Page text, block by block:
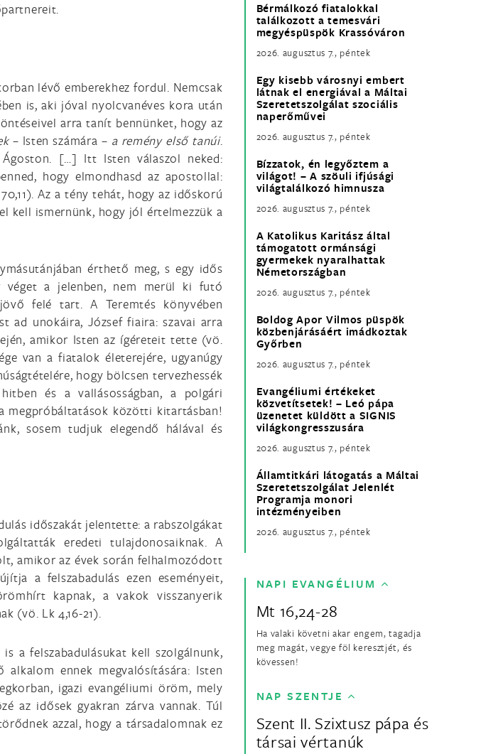
lévő emberekhez fordul. Nemcsak
is, aki jóval nyolcvanéves kora után
arra tanít bennünket, hogy az
– Isten számára – a remény első tanúi.
[…] Itt Isten válaszol neked:
hogy elmondhasd az apostollal:
Az a tény tehát, hogy az időskorú
kell ismernünk, hogy jól értelmezzük a
érthető meg, s egy idős
véget a jelenben, nem merül ki futó
felé tart. A Teremtés könyvében
ad unokáira, József fiaira: szavai arra
amikor Isten az ígéreteit tette (vö.
van a fiatalok életerejére, ugyanúgy
hogy bölcsen tervezhessék
és a vallásosságban, a polgári
megpróbáltatások közötti kitartásban!
sosem tudjuk elegendő hálával és
időszakát jelentette: a rabszolgákat
eredeti tulajdonosaiknak. A
amikor az évek során felhalmozódott
a felszabadulás ezen eseményeit,
kapnak, a vakok visszanyerik
(vö. Lk 4,16-21).
a felszabadulásukat kell szolgálnunk,
ennek megvalósítására: Isten
igazi evangéliumi öröm, mely
az idősek gyakran zárva vannak. Túl
azzal, hogy a társadalomnak ez
Bérmálkozó fiatalokkal
találkozott a temesvári
megyéspüspök Krassóváron
2026. augusztus 7., péntek
Egy kisebb városnyi embert
látnak el energiával a Máltai
Szeretetszolgálat szociális
naperőművei
2026. augusztus 7., péntek
Bízzatok, én legyőztem a
világot! – A szöuli ifjúsági
világtalálkozó himnusza
2026. augusztus 7., péntek
A Katolikus Karitász által
támogatott ormánsági
gyermekek nyaralhattak
Németországban
2026. augusztus 7., péntek
Boldog Apor Vilmos püspök
közbenjárásáért imádkoztak
Győrben
2026. augusztus 7., péntek
Evangéliumi értékeket
közvetítsetek! – Leó pápa
üzenetet küldött a SIGNIS
világkongresszusára
2026. augusztus 7., péntek
Államtitkári látogatás a Máltai
Szeretetszolgálat Jelenlét
Programja monori
intézményeiben
2026. augusztus 7., péntek
NAPI EVANGÉLIUM
Mt 16,24-28
Ha valaki követni akar engem, tagadja
meg magát, vegye föl keresztjét, és
kövessen!
NAP SZENTJE
Szent II. Szixtusz pápa és
társai vértanúk